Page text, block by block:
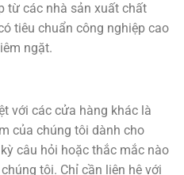
từ các nhà sản xuất chất
tiêu chuẩn công nghiệp cao
ngặt.
với các cửa hàng khác là
của chúng tôi dành cho
câu hỏi hoặc thắc mắc nào
tôi. Chỉ cần liên hệ với